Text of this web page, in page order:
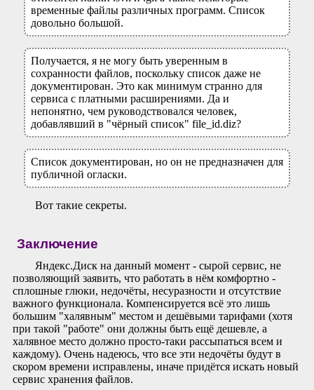
временные файлы различных программ. Список
довольно большой.
Получается, я не могу быть уверенным в
сохранности файлов, поскольку список даже не
документирован. Это как минимум странно для
сервиса с платными расширениями. Да и
непонятно, чем руководствовался человек,
добавлявший в "чёрный список" file_id.diz?
Список документирован, но он не предназначен для
публичной огласки.
Вот такие секреты.
Заключение
Яндекс.Диск на данный момент - сырой сервис, не
позволяющий заявить, что работать в нём комфортно -
сплошные глюки, недочёты, несуразности и отсутствие
важного функционала. Компенсируется всё это лишь
большим "халявным" местом и дешёвыми тарифами (хотя
при такой "работе" они должны быть ещё дешевле, а
халявное место должно просто-таки рассыпаться всем и
каждому). Очень надеюсь, что все эти недочёты будут в
скором времени исправлены, иначе придётся искать новый
сервис хранения файлов.